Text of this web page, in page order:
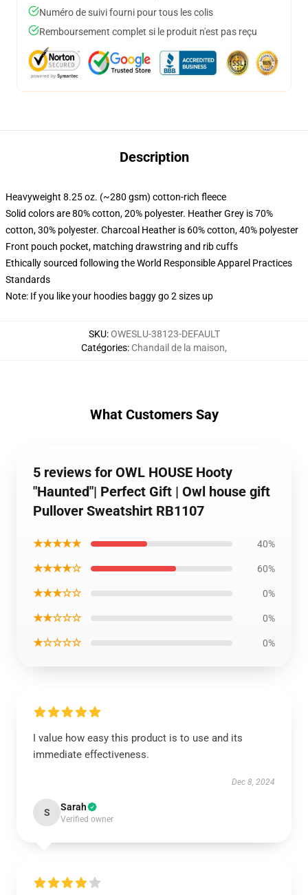
Numéro de suivi fourni pour tous les colis
Remboursement complet si le produit n'est pas reçu
Description
Heavyweight 8.25 oz. (~280 gsm) cotton-rich fleece
Solid colors are 80% cotton, 20% polyester. Heather Grey is 70%
cotton, 30% polyester. Charcoal Heather is 60% cotton, 40% polyester
Front pouch pocket, matching drawstring and rib cuffs
Ethically sourced following the World Responsible Apparel Practices
Standards
Note: If you like your hoodies baggy go 2 sizes up
SKU:OWESLU-38123-DEFAULT
Catégories: Chandail de la maison,
What Customers Say
5 reviews for OWL HOUSE Hooty
"Haunted"| Perfect Gift | Owl house gift
Pullover Sweatshirt RB1107
★★★★★ 40%
★★★★☆ 60%
★★★☆☆ 0%
★★☆☆☆ 0%
★☆☆☆☆ 0%
I value how easy this product is to use and its
immediate effectiveness.
Dec 8, 2024
S Sarah
Verified owner